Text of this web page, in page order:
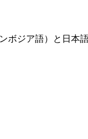
ボジア語）と日本